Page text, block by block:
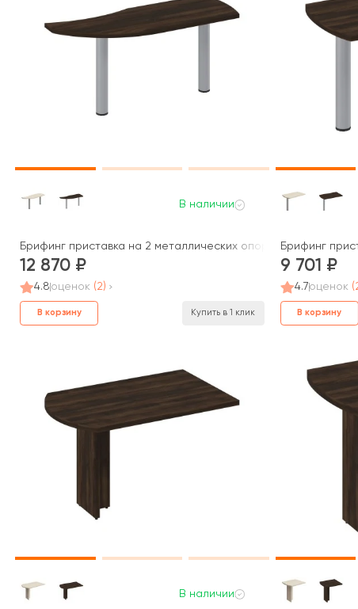
В наличии
Брифинг приставка на 2 металлических опорах 165x60x75
12 870
4.8 оценок (2)
В корзину Купить в 1 клик
Брифинг
9 701
4.7оценок
В корзину
В наличии